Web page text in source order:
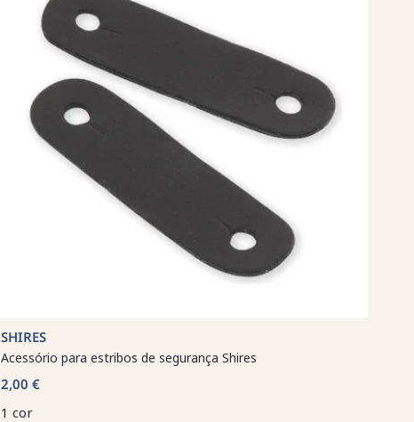
SHIRES
Acessório para estribos de segurança Shires
2,00 €
1 cor